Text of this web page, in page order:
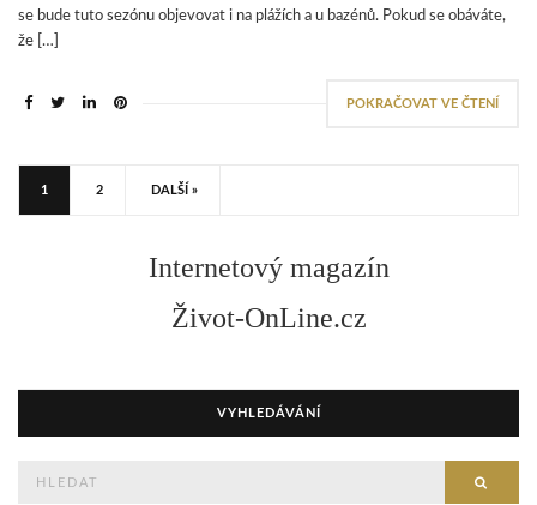
se bude tuto sezónu objevovat i na plážích a u bazénů. Pokud se obáváte,
že […]
POKRAČOVAT VE ČTENÍ
1 2 DALŠÍ »
Internetový magazín
Život-OnLine.cz
VYHLEDÁVÁNÍ